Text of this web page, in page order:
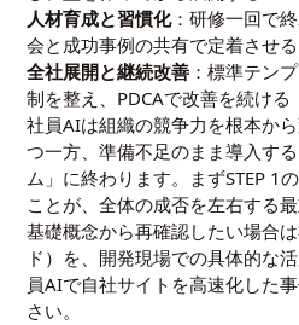
人材育成と習慣化：研修一回で
会と成功事例の共有で定着させる
全社展開と継続改善 ：標準テン
制を整え、PDCAで改善を続ける
社員AIは組織の競争力を根本か
つ一方、準備不足のまま導入す
ム」に終わります。まずSTEP 1
ことが、全体の成否を左右する
基礎概念から再確認したい場合は
ド） を、開発現場での具体的な
員AIで自社サイトを高速化した
さい。